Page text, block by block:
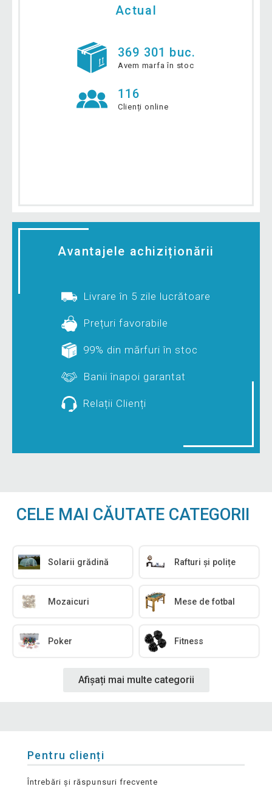
Actual
369 301 buc.
Avem marfa în stoc
116
Clienți online
Avantajele achiziționării
Livrare în 5 zile lucrătoare
Prețuri favorabile
99% din mărfuri în stoc
Banii înapoi garantat
Relații Clienți
CELE MAI CĂUTATE CATEGORII
Solarii grădină Rafturi și polițe
Mozaicuri Mese de fotbal
Poker Fitness
Afișați mai multe categorii
Pentru clienți
Întrebări și răspunsuri frecvente